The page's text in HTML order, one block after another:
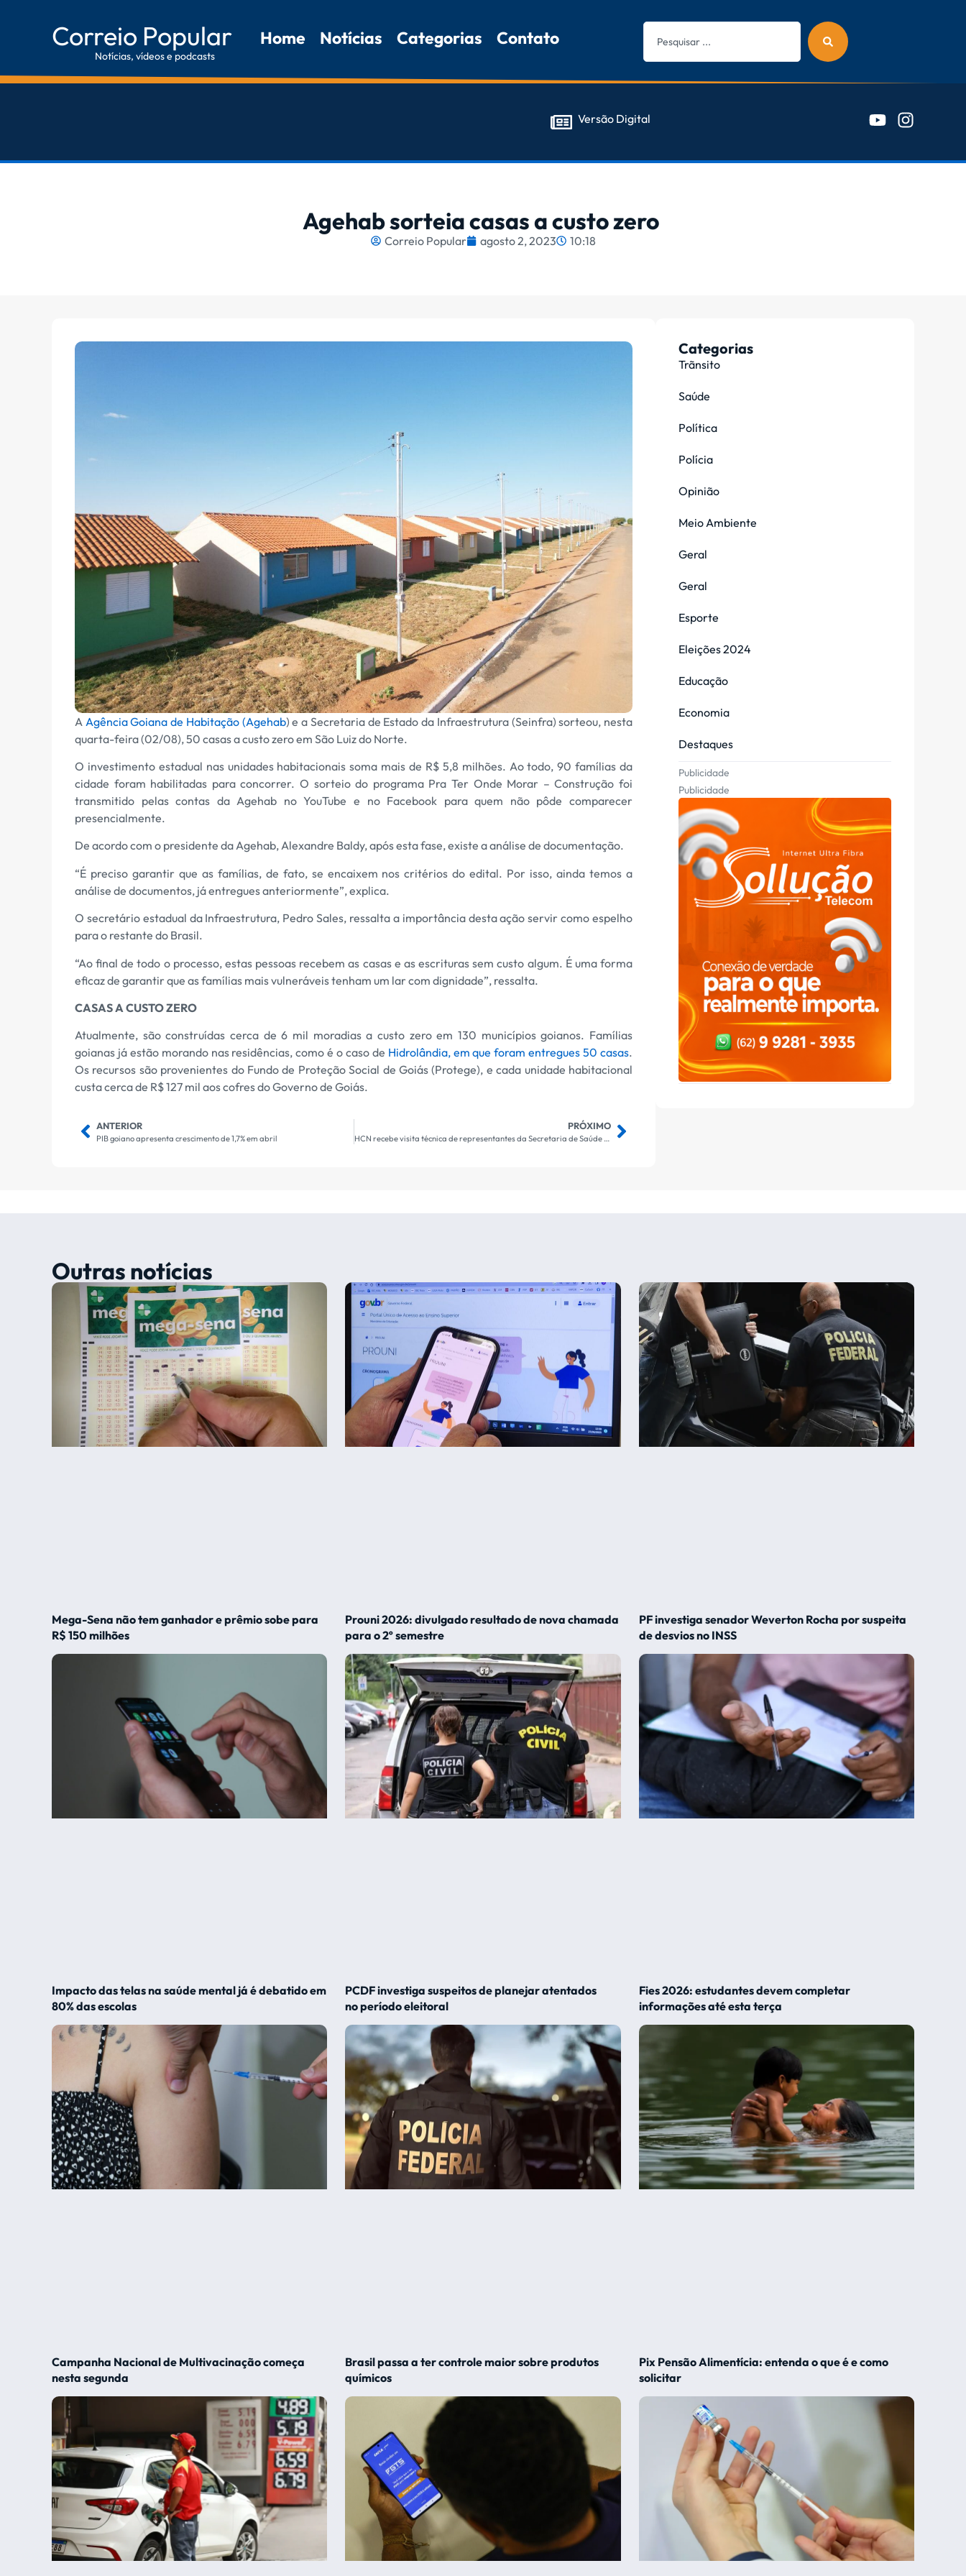
Correio Popular
Notícias, vídeos e podcasts
Home Notícias Categorias Contato
Versão Digital
Agehab sorteia casas a custo zero
Correio Popular agosto 2, 2023 10:18
A Agência Goiana de Habitação (Agehab) e a Secretaria de Estado da Infraestrutura (Seinfra) sorteou, nesta
quarta-feira (02/08), 50 casas a custo zero em São Luiz do Norte.
O investimento estadual nas unidades habitacionais soma mais de R$ 5,8 milhões. Ao todo, 90 famílias da
cidade foram habilitadas para concorrer. O sorteio do programa Pra Ter Onde Morar – Construção foi
transmitido pelas contas da Agehab no YouTube e no Facebook para quem não pôde comparecer
presencialmente.
De acordo com o presidente da Agehab, Alexandre Baldy, após esta fase, existe a análise de documentação.
“É preciso garantir que as famílias, de fato, se encaixem nos critérios do edital. Por isso, ainda temos a
análise de documentos, já entregues anteriormente”, explica.
O secretário estadual da Infraestrutura, Pedro Sales, ressalta a importância desta ação servir como espelho
para o restante do Brasil.
“Ao final de todo o processo, estas pessoas recebem as casas e as escrituras sem custo algum. É uma forma
eficaz de garantir que as famílias mais vulneráveis tenham um lar com dignidade”, ressalta.
CASAS A CUSTO ZERO
Atualmente, são construídas cerca de 6 mil moradias a custo zero em 130 municípios goianos. Famílias
goianas já estão morando nas residências, como é o caso de Hidrolândia, em que foram entregues 50 casas.
Os recursos são provenientes do Fundo de Proteção Social de Goiás (Protege), e cada unidade habitacional
custa cerca de R$ 127 mil aos cofres do Governo de Goiás.
ANTERIOR
PIB goiano apresenta crescimento de 1,7% em abril
PRÓXIMO
HCN recebe visita técnica de representantes da Secretaria de Saúde Indígena
Categorias
Trãnsito
Saúde
Política
Polícia
Opinião
Meio Ambiente
Geral
Geral
Esporte
Eleições 2024
Educação
Economia
Destaques
Publicidade
Publicidade
Outras notícias
Mega-Sena não tem ganhador e prêmio sobe para
R$ 150 milhões
Prouni 2026: divulgado resultado de nova chamada
para o 2º semestre
PF investiga senador Weverton Rocha por suspeita
de desvios no INSS
Impacto das telas na saúde mental já é debatido em
80% das escolas
PCDF investiga suspeitos de planejar atentados
no período eleitoral
Fies 2026: estudantes devem completar
informações até esta terça
Campanha Nacional de Multivacinação começa
nesta segunda
Brasil passa a ter controle maior sobre produtos
químicos
Pix Pensão Alimentícia: entenda o que é e como
solicitar